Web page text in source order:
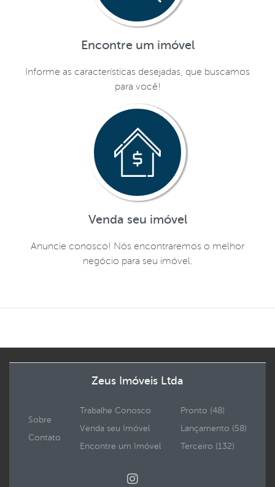
Encontre um imóvel
Informe as características desejadas, que buscamos
para você!
Venda seu imóvel
Anuncie conosco! Nós encontraremos o melhor
negócio para seu imóvel.
Zeus Imóveis Ltda
Sobre
Contato
Trabalhe Conosco
Venda seu Imóvel
Encontre um Imóvel
Pronto (48)
Lançamento (58)
Terceiro (132)